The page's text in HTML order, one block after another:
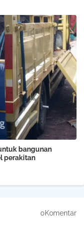
bangunan
perakitan
0Komentar